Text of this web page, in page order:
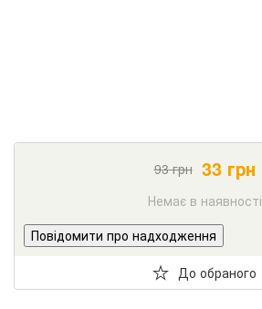
93грн 33грн
Немає в наявності
Повідомити про надходження
До обраного